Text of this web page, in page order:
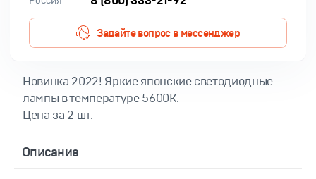
Задайте вопрос в мессенджер
Новинка 2022! Яркие японские светодиодные
лампы в температуре 5600K.
Цена за 2 шт.
Описание